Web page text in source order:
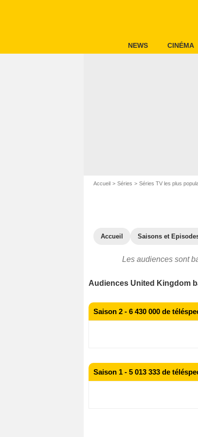
NEWS CINÉMA
Accueil Séries Séries TV les plus
Accueil Saisons et
Les audiences sont
Audiences United Kingdom
Saison 2 - 6 430 000 de
6 110 000 téléspectateurs
6 360 000 téléspectateurs
Saison 1 - 5 013 333 de